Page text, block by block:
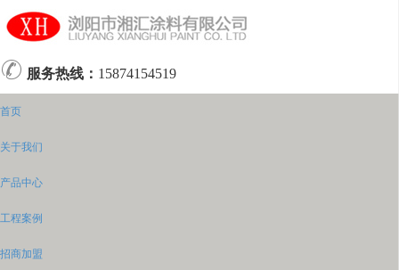
服务热线： 15874154519
首页
关于我们
产品中心
工程案例
招商加盟